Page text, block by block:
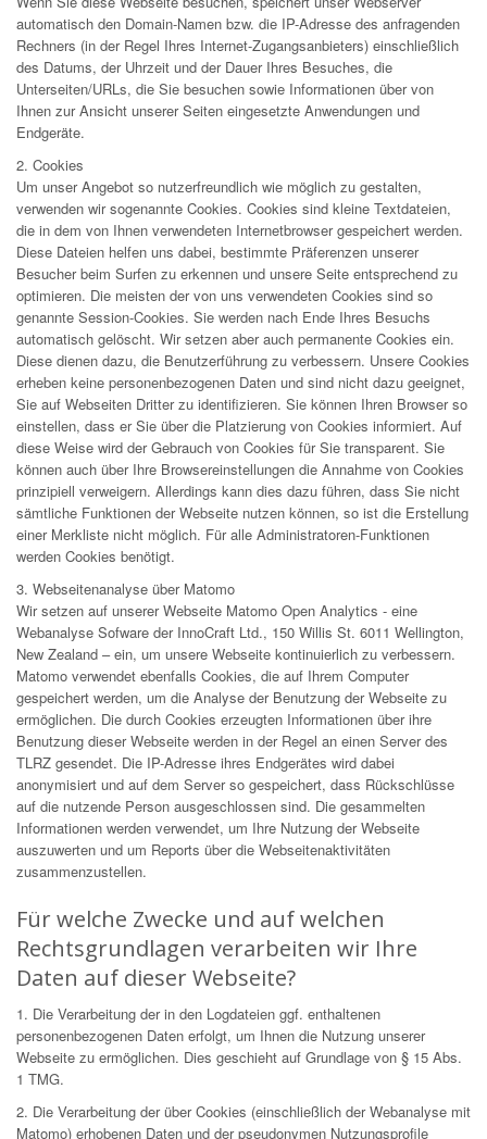
automatisch den Domain-Namen bzw. die IP-Adresse des anfragenden
Rechners (in der Regel Ihres Internet-Zugangsanbieters) einschließlich
des Datums, der Uhrzeit und der Dauer Ihres Besuches, die
Unterseiten/URLs, die Sie besuchen sowie Informationen über von
Ihnen zur Ansicht unserer Seiten eingesetzte Anwendungen und
Endgeräte.
2. Cookies
Um unser Angebot so nutzerfreundlich wie möglich zu gestalten,
verwenden wir sogenannte Cookies. Cookies sind kleine Textdateien,
die in dem von Ihnen verwendeten Internetbrowser gespeichert werden.
Diese Dateien helfen uns dabei, bestimmte Präferenzen unserer
Besucher beim Surfen zu erkennen und unsere Seite entsprechend zu
optimieren. Die meisten der von uns verwendeten Cookies sind so
genannte Session-Cookies. Sie werden nach Ende Ihres Besuchs
automatisch gelöscht. Wir setzen aber auch permanente Cookies ein.
Diese dienen dazu, die Benutzerführung zu verbessern. Unsere Cookies
erheben keine personenbezogenen Daten und sind nicht dazu geeignet,
Sie auf Webseiten Dritter zu identifizieren. Sie können Ihren Browser so
einstellen, dass er Sie über die Platzierung von Cookies informiert. Auf
diese Weise wird der Gebrauch von Cookies für Sie transparent. Sie
können auch über Ihre Browsereinstellungen die Annahme von Cookies
prinzipiell verweigern. Allerdings kann dies dazu führen, dass Sie nicht
sämtliche Funktionen der Webseite nutzen können, so ist die Erstellung
einer Merkliste nicht möglich. Für alle Administratoren-Funktionen
werden Cookies benötigt.
3. Webseitenanalyse über Matomo
Wir setzen auf unserer Webseite Matomo Open Analytics - eine
Webanalyse Sofware der InnoCraft Ltd., 150 Willis St. 6011 Wellington,
New Zealand – ein, um unsere Webseite kontinuierlich zu verbessern.
Matomo verwendet ebenfalls Cookies, die auf Ihrem Computer
gespeichert werden, um die Analyse der Benutzung der Webseite zu
ermöglichen. Die durch Cookies erzeugten Informationen über ihre
Benutzung dieser Webseite werden in der Regel an einen Server des
TLRZ gesendet. Die IP-Adresse ihres Endgerätes wird dabei
anonymisiert und auf dem Server so gespeichert, dass Rückschlüsse
auf die nutzende Person ausgeschlossen sind. Die gesammelten
Informationen werden verwendet, um Ihre Nutzung der Webseite
auszuwerten und um Reports über die Webseitenaktivitäten
zusammenzustellen.
Für welche Zwecke und auf welchen
Rechtsgrundlagen verarbeiten wir Ihre
Daten auf dieser Webseite?
1. Die Verarbeitung der in den Logdateien ggf. enthaltenen
personenbezogenen Daten erfolgt, um Ihnen die Nutzung unserer
Webseite zu ermöglichen. Dies geschieht auf Grundlage von § 15 Abs.
1 TMG.
2. Die Verarbeitung der über Cookies (einschließlich der Webanalyse mit
Matomo) erhobenen Daten und der pseudonymen Nutzungsprofile